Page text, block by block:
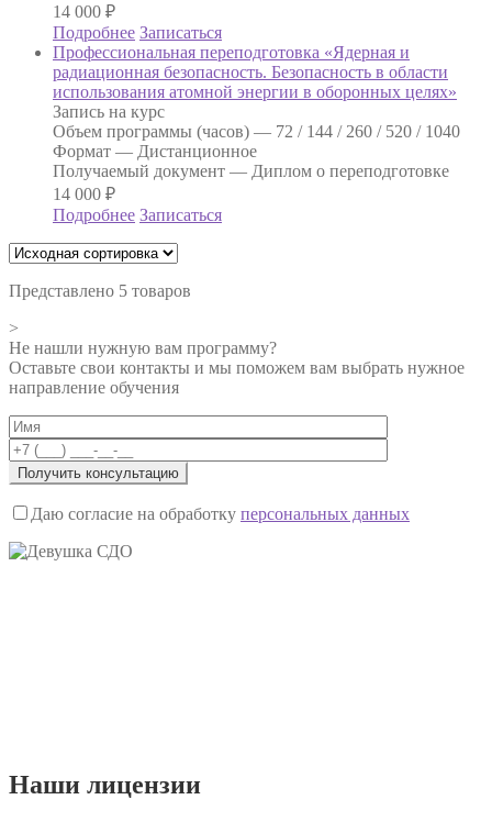
14 000 ₽
Подробнее Записаться
Профессиональная переподготовка «Ядерная и
радиационная безопасность. Безопасность в области
использования атомной энергии в оборонных целях»
Запись на курс
Объем программы (часов) — 72 / 144 / 260 / 520 / 1040
Формат — Дистанционное
Получаемый документ — Диплом о переподготовке
14 000 ₽
Подробнее Записаться
Представлено 5 товаров
>
Не нашли нужную вам программу?
Оставьте свои контакты и мы поможем вам выбрать нужное
направление обучения
Даю согласие на обработку персональных данных
Наши лицензии